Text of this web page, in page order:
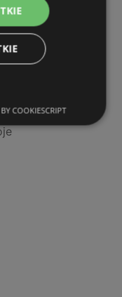
COOKIESCRIPT